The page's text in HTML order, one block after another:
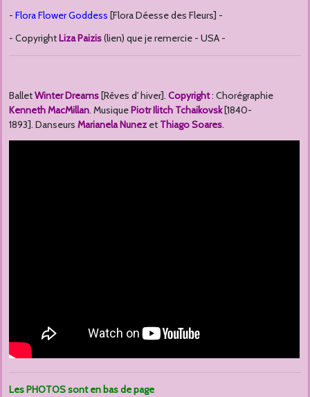
- FloraFlower Goddess [Flora Déesse des Fleurs] -
- CopyrightLiza Paizis(lien) que je remercie - USA -
BalletWinter Dreams[Rêves d' hiver]. Copyright: Chorégraphie
Kenneth MacMillan. MusiquePiotr Ilitch Tchaikovsk[1840-
1893]. Danseurs Marianela Nunez et Thiago Soares.
Les PHOTOS sont en bas de page